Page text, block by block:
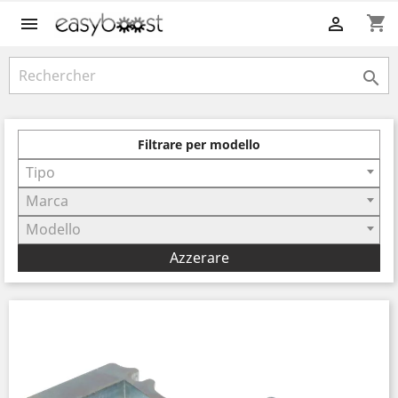
 shopping_cart


Filtrare per modello
Tipo
Marca
Modello
Azzerare